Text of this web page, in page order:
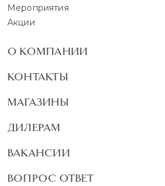
Мероприятия
Акции
О КОМПАНИИ
КОНТАКТЫ
МАГАЗИНЫ
ДИЛЕРАМ
ВАКАНСИИ
ВОПРОС ОТВЕТ